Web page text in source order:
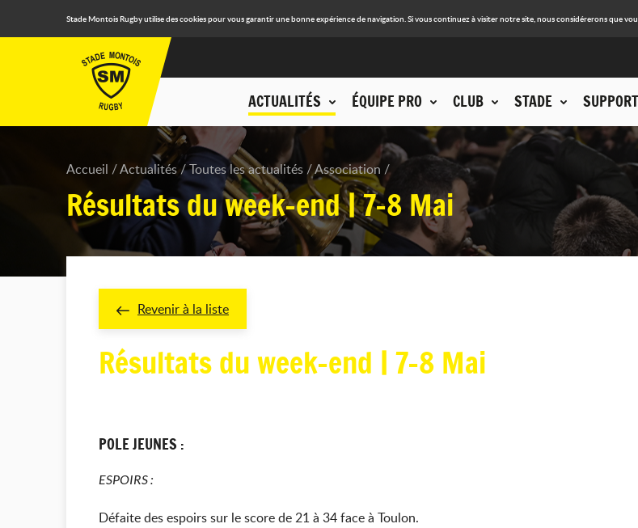
Stade Montois Rugby utilise des cookies pour vous garantir une bonne expérience de navigation. Si vous continuez à visiter notre site, nous considérerons que
ACTUALITÉS ÉQUIPE PRO CLUB STADE
Accueil Actualités Toutes les actualités Association
Résultats du week-end | 7-8 Mai
Revenir à la liste
Résultats du week-end | 7-8 Mai
POLE JEUNES :
ESPOIRS :
Défaite des espoirs sur le score de 21 à 34 face à Toulon.